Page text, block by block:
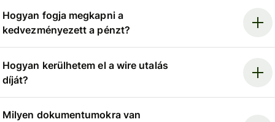
Hogyan fogja megkapni a
kedvezményezett a pénzt?
Hogyan kerülhetem el a wire utalás
díját?
Milyen dokumentumokra van